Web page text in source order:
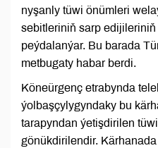
nyşanly tüwi önümleri
sebitleriniň sarp
peýdalanýar. Bu barada
metbugaty habar berdi.
Köneürgenç etrabynda
ýolbaşçylygyndaky bu
tarapyndan ýetişdirilen
gönükdirilendir.